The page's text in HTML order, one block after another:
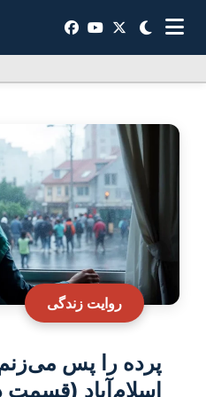
روایت زندگی
اسلام‌آباد (قسمت